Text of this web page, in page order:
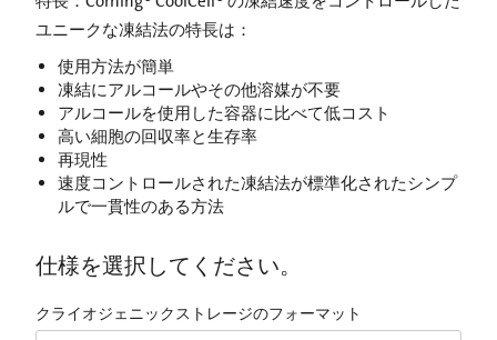
ユニークな凍結法の特長は：
使用方法が簡単
凍結にアルコールやその他溶媒が不要
アルコールを使用した容器に比べて低コスト
高い細胞の回収率と生存率
再現性
速度コントロールされた凍結法が標準化されたシンプ
ルで一貫性のある方法
仕様を選択してください。
クライオジェニックストレージのフォーマット